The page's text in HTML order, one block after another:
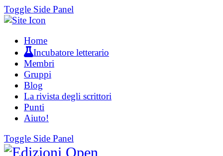
Toggle Side Panel
Home
Incubatore letterario
Membri
Gruppi
Blog
La rivista degli scrittori
Punti
Aiuto!
Toggle Side Panel